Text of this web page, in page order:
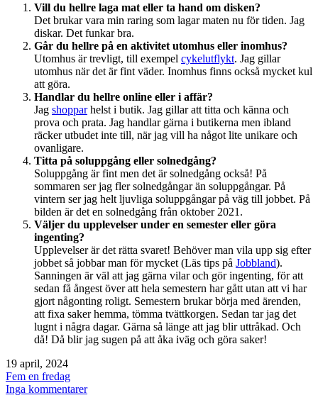
Vill du hellre laga mat eller ta hand om disken?
Det brukar vara min raring som lagar maten nu för tiden. Jag
diskar. Det funkar bra.
Går du hellre på en aktivitet utomhus eller inomhus?
Utomhus är trevligt, till exempel cykelutflykt. Jag gillar
utomhus när det är fint väder. Inomhus finns också mycket kul
att göra.
Handlar du hellre online eller i affär?
Jag shopparhelst i butik. Jag gillar att titta och känna och
prova och prata. Jag handlar gärna i butikerna men ibland
räcker utbudet inte till, när jag vill ha något lite unikare och
ovanligare.
Titta på soluppgång eller solnedgång?
Soluppgång är fint men det är solnedgång också! På
sommaren ser jag fler solnedgångar än soluppgångar. På
vintern ser jag helt ljuvliga soluppgångar på väg till jobbet. På
bilden är det en solnedgång från oktober 2021.
Väljer du upplevelser under en semester eller göra
ingenting?
Upplevelser är det rätta svaret! Behöver man vila upp sig efter
jobbet så jobbar man för mycket (Läs tips på Jobbland).
Sanningen är väl att jag gärna vilar och gör ingenting, för att
sedan få ångest över att hela semestern har gått utan att vi har
gjort någonting roligt. Semestern brukar börja med ärenden,
att fixa saker hemma, tömma tvättkorgen. Sedan tar jag det
lugnt i några dagar. Gärna så länge att jag blir uttråkad. Och
då! Då blir jag sugen på att åka iväg och göra saker!
Publicerat
den
19 april, 2024
Kategoriserat
som
Fem en fredag
Inga kommentarertill